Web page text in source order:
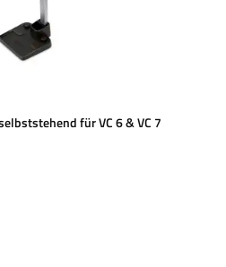
für VC 6 & VC 7